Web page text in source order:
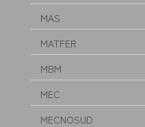
MAS
MATFER
MBM
MEC
MECNOSUD